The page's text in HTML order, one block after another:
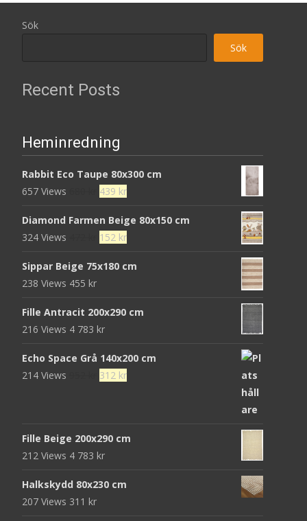
Sök
Sök
Recent Posts
Heminredning
Rabbit Eco Taupe 80x300 cm
657 Views
Det
priset
var:
439 krDet
priset
är:
Diamond Farmen Beige 80x150 cm
324 Views
Det
priset
152 krDet
priset
Sippar Beige 75x180 cm
238 Views 455 kr
Fille Antracit 200x290 cm
216 Views 4 783 kr
Echo Space Grå 140x200 cm
214 Views
Det
952 kr.
312 krDet
312 kr.
Fille Beige 200x290 cm
212 Views 4 783 kr
Halkskydd 80x230 cm
207 Views 311 kr